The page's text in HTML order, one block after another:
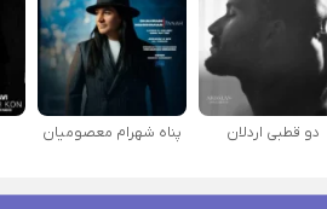
دو قطبی اردلان پناه شهرام معصومیان